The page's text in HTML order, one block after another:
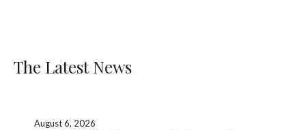
The Latest News
August 6, 2026